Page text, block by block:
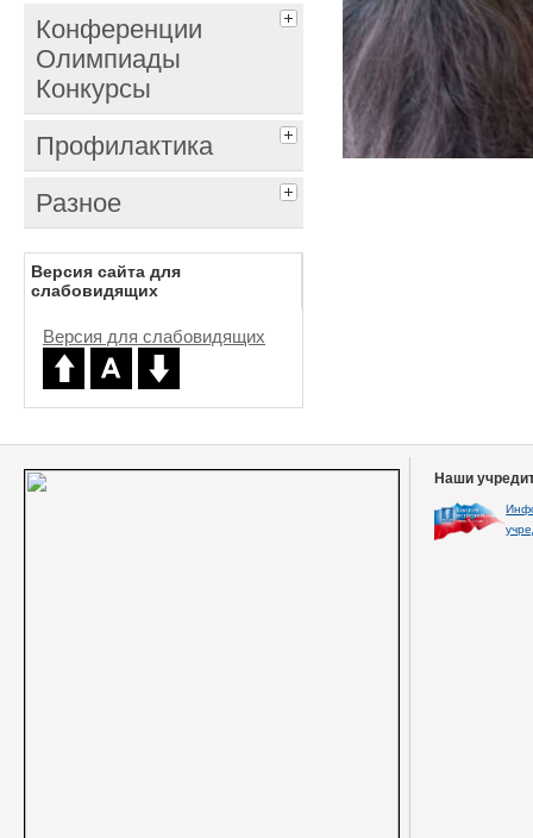
Конференции
Олимпиады
Конкурсы
Профилактика
Разное
Версия сайта для
слабовидящих
Версия для слабовидящих
Наши